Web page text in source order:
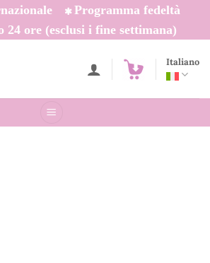
Programma fedeltà
24 ore (esclusi i fine settimana)
Italiano